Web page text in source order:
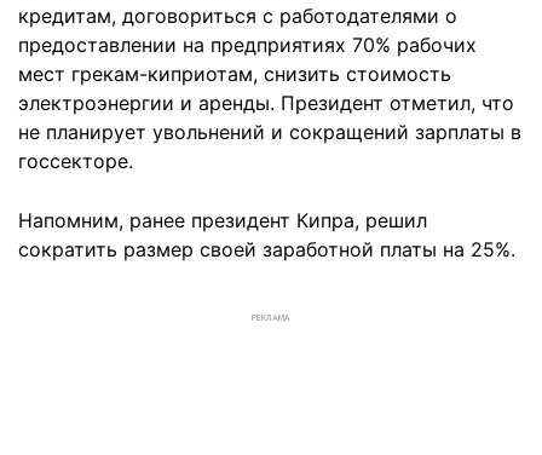
кредитам, договориться с работодателями о
предоставлении на предприятиях 70% рабочих
мест грекам-киприотам, снизить стоимость
электроэнергии и аренды. Президент отметил, что
не планирует увольнений и сокращений зарплаты в
госсекторе.
Напомним, ранее президент Кипра, решил
сократить размер своей заработной платы на 25%.
РЕКЛАМА